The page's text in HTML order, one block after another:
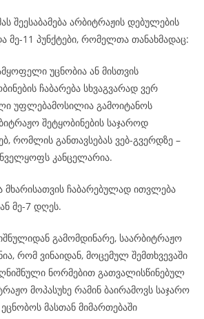
შეესაბამება არბიტრაჟის დებულების
მე-11 პუნქტები, რომელთა თანახმადაც:
უცნობია ან მისთვის
ჩაბარება სხვაგვარად ვერ
უფლებამოსილია გამოიტანოს
შეტყობინების საჯაროდ
რომლის განთავსებას ვებ-გვერდზე –
კანცელარია.
მხარისათვის ჩაბარებულად ითვლება
მე-7 დღეს.
გამომდინარე, საარბიტრაჟო
რომ ვინაიდან, მოცემულ შემთხვევაში
ნორმებით გათვალისწინებულ
მოპასუხე რამინ ბაირამოვს საჯარო
მასთან მიმართებაში